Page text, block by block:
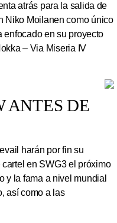
atrás para la salida de
Niko Moilanen como único
enfocado en su proyecto
– Via Miseria IV
ANTES DE
harán por fin su
en SWG3 el próximo
y la fama a nivel mundial
así como a las